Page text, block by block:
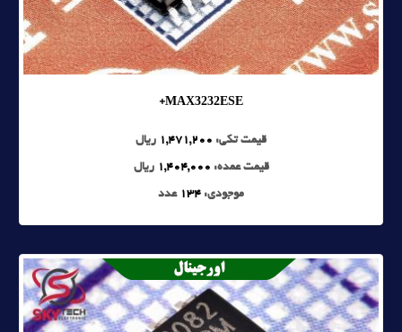
MAX3232ESE+
قیمت تکی: 1,471,200 ریال
قیمت عمده: 1,404,000 ریال
موجودی: 134 عدد